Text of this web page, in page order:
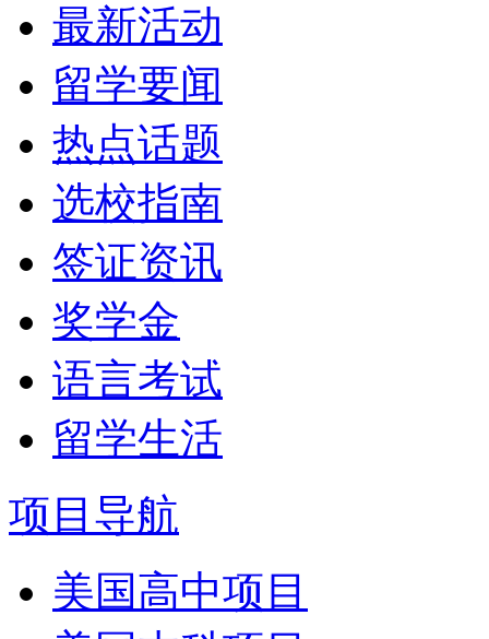
最新活动
留学要闻
热点话题
选校指南
签证资讯
奖学金
语言考试
留学生活
项目导航
美国高中项目